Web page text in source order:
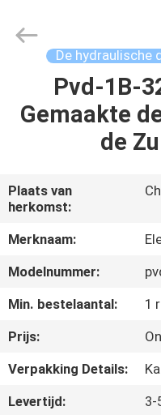
PRODUCTEN
ONGEVEER
ONS
FABRIEKSREIS
CONTACTEER
ONS
Fluid
Power
De hydraulische
Pvd-1B-
Gemaakte
de
Plaats van
herkomst:
Merknaam:
Modelnummer:
Min. bestelaantal:
1
Prijs:
Verpakking Details:
Levertijd:
3-